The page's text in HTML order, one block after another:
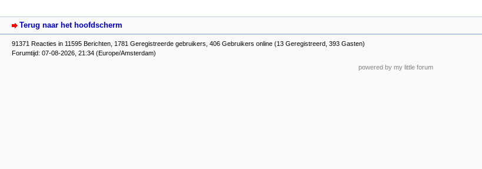
Terug naar het hoofdscherm
91371 Reacties in 11595 Berichten, 1781 Geregistreerde gebruikers, 406 Gebruikers online (13 Geregistreerd, 393 Gasten)
Forumtijd: 07-08-2026, 21:34 (Europe/Amsterdam)
powered by my little forum